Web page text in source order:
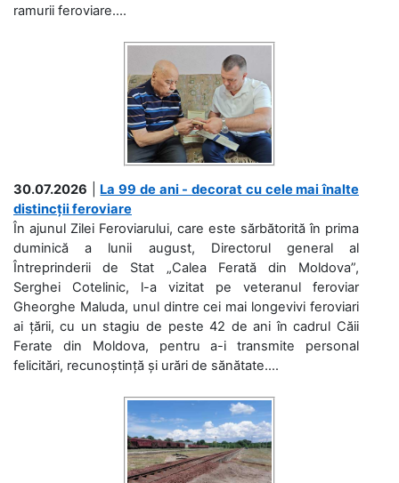
ramurii feroviare....
30.07.2026
La 99 de ani - decorat cu cele mai înalte
distincții feroviare
În ajunul Zilei Feroviarului, care este sărbătorită în prima
duminică a lunii august, Directorul general al
Întreprinderii de Stat „Calea Ferată din Moldova”,
Serghei Cotelinic, l-a vizitat pe veteranul feroviar
Gheorghe Maluda, unul dintre cei mai longevivi feroviari
ai țării, cu un stagiu de peste 42 de ani în cadrul Căii
Ferate din Moldova, pentru a-i transmite personal
felicitări, recunoștință și urări de sănătate....